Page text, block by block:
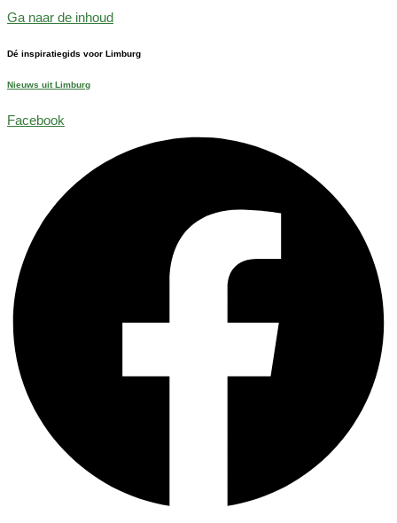
Ga naar de inhoud
Dé inspiratiegids voor Limburg
Nieuws uit Limburg
Facebook